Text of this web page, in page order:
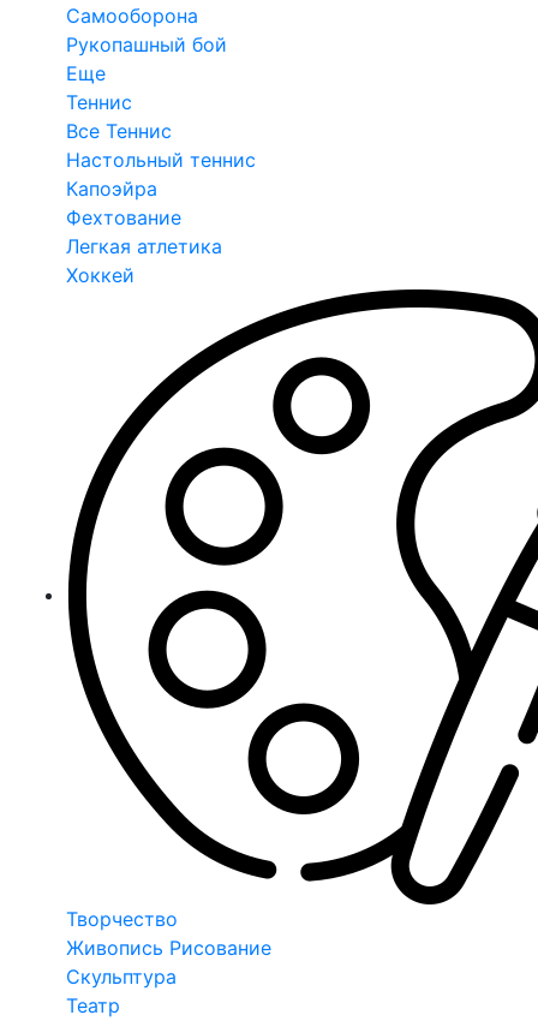
Самооборона
Рукопашный бой
Еще
Теннис
Все Теннис
Настольный теннис
Капоэйра
Фехтование
Легкая атлетика
Хоккей
Творчество
Живопись Рисование
Скульптура
Театр